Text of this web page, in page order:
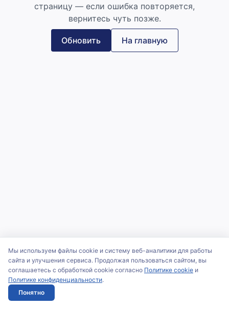
страницу — если ошибка повторяется,
вернитесь чуть позже.
Обновить На главную
Мы используем файлы cookie и систему веб-аналитики для работы
сайта и улучшения сервиса. Продолжая пользоваться сайтом, вы
соглашаетесь с обработкой cookie согласно Политике cookie и
Политике конфиденциальности.
Понятно